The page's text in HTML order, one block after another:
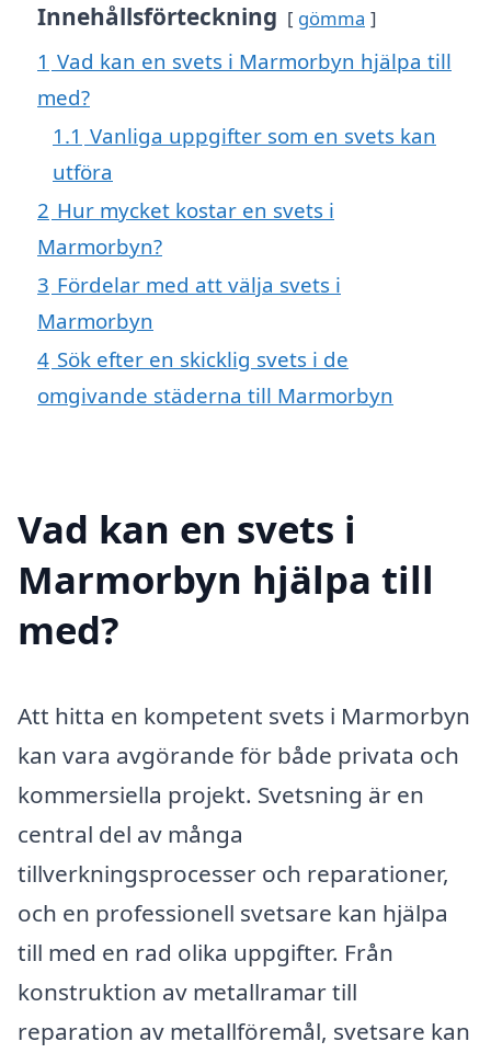
Innehållsförteckning gömma
1 Vad kan en svets i Marmorbyn hjälpa till
med?
1.1 Vanliga uppgifter som en svets kan
utföra
2 Hur mycket kostar en svets i
Marmorbyn?
3 Fördelar med att välja svets i
Marmorbyn
4 Sök efter en skicklig svets i de
omgivande städerna till Marmorbyn
Vad kan en svets i
Marmorbyn hjälpa till
med?
Att hitta en kompetent svets i Marmorbyn
kan vara avgörande för både privata och
kommersiella projekt. Svetsning är en
central del av många
tillverkningsprocesser och reparationer,
och en professionell svetsare kan hjälpa
till med en rad olika uppgifter. Från
konstruktion av metallramar till
reparation av metallföremål, svetsare kan